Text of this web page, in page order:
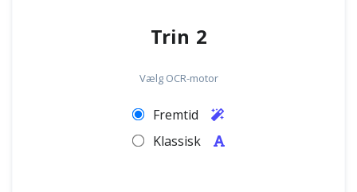
Trin 2
Vælg OCR-motor
Fremtid
Klassisk